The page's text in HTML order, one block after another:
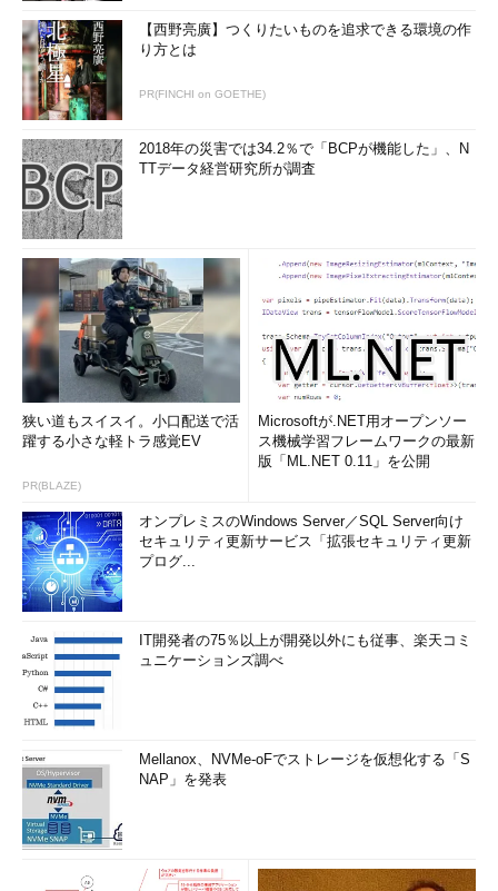
【西野亮廣】つくりたいものを追求できる環境の作
り方とは
PR(FINCHI on GOETHE)
2018年の災害では34.2％で「BCPが機能した」、N
TTデータ経営研究所が調査
狭い道もスイスイ。小口配送で活
躍する小さな軽トラ感覚EV
PR(BLAZE)
Microsoftが.NET用オープンソー
ス機械学習フレームワークの最新
版「ML.NET 0.11」を公開
オンプレミスのWindows Server／SQL Server向け
セキュリティ更新サービス「拡張セキュリティ更新
プログ...
IT開発者の75％以上が開発以外にも従事、楽天コミ
ュニケーションズ調べ
Mellanox、NVMe-oFでストレージを仮想化する「S
NAP」を発表